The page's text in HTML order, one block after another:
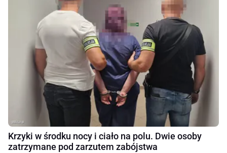
Krzyki w środku nocy i ciało na polu. Dwie osoby
zatrzymane pod zarzutem zabójstwa